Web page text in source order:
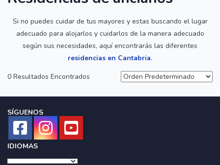
Si no puedes cuidar de tus mayores y estas buscando el lugar
adecuado para alojarlos y cuidarlos de la manera adecuado
según sus necesidades, aquí encontrarás las diferentes
residencias en Cantabria.
0 Resultados Encontrados
SÍGUENOS
IDIOMAS